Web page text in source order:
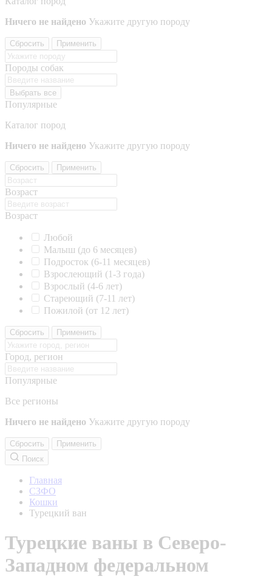
Ничего не найдено Укажите другую породу
Сбросить Применить
Породы собак
Выбрать все
Популярные
Каталог пород
Ничего не найдено Укажите другую породу
Сбросить Применить
Возраст
Возраст
Любой
Малыш (до 6 месяцев)
Подросток (6-11 месяцев)
Взрослеющий (1-3 года)
Взрослый (4-6 лет)
Стареющий (7-11 лет)
Пожилой (от 12 лет)
Сбросить Применить
Город, регион
Популярные
Все регионы
Ничего не найдено Укажите другую породу
Сбросить
Применить
Поиск
Главная
СЗФО
Кошки
Турецкий ван
Турецкие ваны в Северо-
Западном федеральном